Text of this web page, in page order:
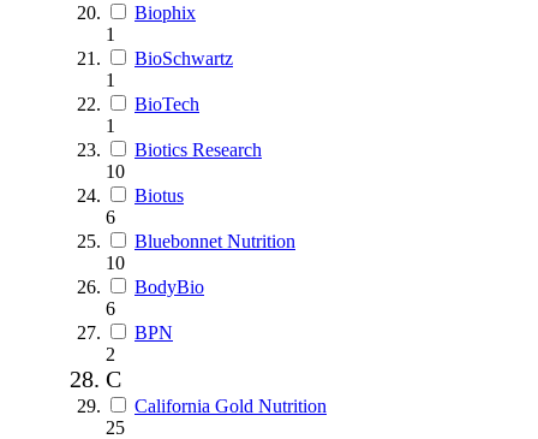
Biophix
1
BioSchwartz
1
BioTech
1
Biotics Research
10
Biotus
6
Bluebonnet Nutrition
10
BodyBio
6
BPN
2
C
California Gold Nutrition
25